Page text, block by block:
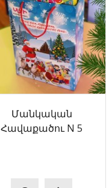
Մանկական
Հավաքածու N 5